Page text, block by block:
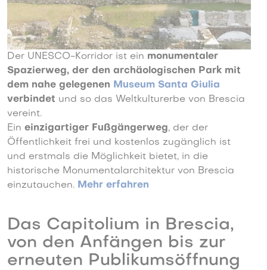
Der UNESCO-Korridor ist ein monumentaler
Spazierweg, der den archäologischen Park mit
dem nahe gelegenen Museum Santa Giulia
verbindet und so das Weltkulturerbe von Brescia
vereint.
Ein einzigartiger Fußgängerweg, der der
Öffentlichkeit frei und kostenlos zugänglich ist
und erstmals die Möglichkeit bietet, in die
historische Monumentalarchitektur von Brescia
einzutauchen. Mehr erfahren
Das Capitolium in Brescia,
von den Anfängen bis zur
erneuten Publikumsöffnung